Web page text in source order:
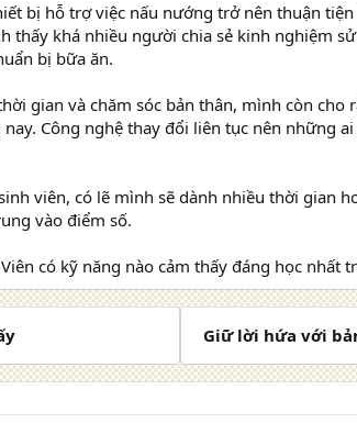
bị hỗ trợ việc nấu nướng trở nên thuận
thấy khá nhiều người chia sẻ kinh nghiệm
bị bữa ăn.
gian và chăm sóc bản thân, mình còn
Công nghệ thay đổi liên tục nên những
viên, có lẽ mình sẽ dành nhiều thời gian
vào điểm số.
Viên có kỹ năng nào cảm thấy đáng học nhất
Giữ lời hứa với